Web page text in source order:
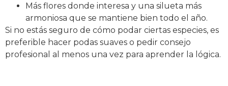
Más flores donde interesa y una silueta más
armoniosa que se mantiene bien todo el año.
Si no estás seguro de cómo podar ciertas especies, es
preferible hacer podas suaves o pedir consejo
profesional al menos una vez para aprender la lógica.